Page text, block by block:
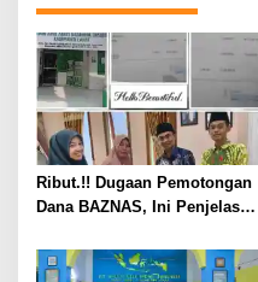
Ribut.!! Dugaan Pemotongan
Dana BAZNAS, Ini Penjelasan